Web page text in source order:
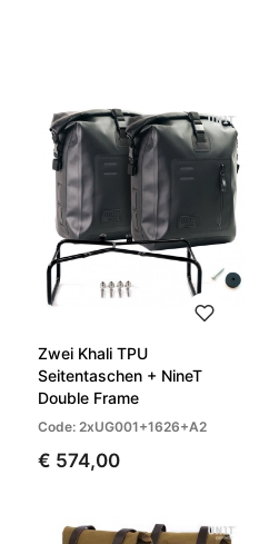
Zwei Khali TPU
Seitentaschen + NineT
Double Frame
Code: 2xUG001+1626+A2
€ 574,00